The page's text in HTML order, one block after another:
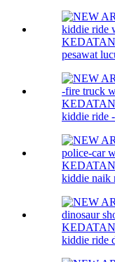
pesawat
kiddie ride
kiddie naik
kiddie ride